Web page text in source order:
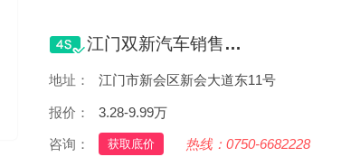
江门双新汽车销售服务有限公司
地址： 江门市新会区新会大道东11号
报价： 3.28-9.99万
咨询： 获取底价 热线：0750-6682228